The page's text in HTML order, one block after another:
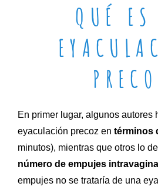
QUÉ ES
En primer lugar, algunos autores
eyaculación precoz en términos
minutos), mientras que otros lo
número de empujes
empujes no se trataría de una